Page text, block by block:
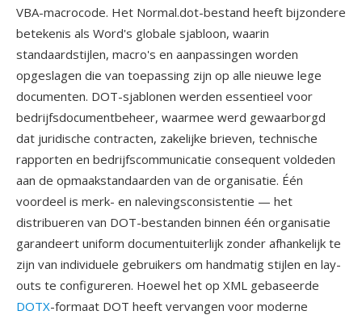
VBA-macrocode. Het Normal.dot-bestand heeft bijzondere
betekenis als Word's globale sjabloon, waarin
standaardstijlen, macro's en aanpassingen worden
opgeslagen die van toepassing zijn op alle nieuwe lege
documenten. DOT-sjablonen werden essentieel voor
bedrijfsdocumentbeheer, waarmee werd gewaarborgd
dat juridische contracten, zakelijke brieven, technische
rapporten en bedrijfscommunicatie consequent voldeden
aan de opmaakstandaarden van de organisatie. Één
voordeel is merk- en nalevingsconsistentie — het
distribueren van DOT-bestanden binnen één organisatie
garandeert uniform documentuiterlijk zonder afhankelijk te
zijn van individuele gebruikers om handmatig stijlen en lay-
outs te configureren. Hoewel het op XML gebaseerde
DOTX-formaat DOT heeft vervangen voor moderne